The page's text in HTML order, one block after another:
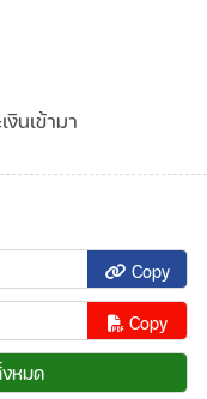
นเข้ามา
Copy
Copy
หมด